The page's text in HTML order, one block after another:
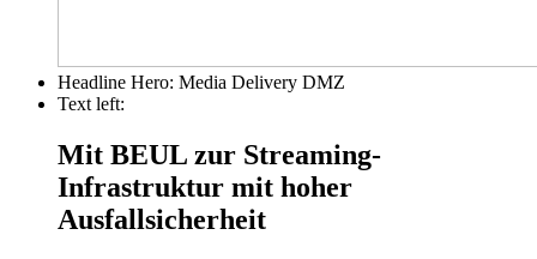
Headline Hero: Media Delivery DMZ
Text left:
Mit BEUL zur Streaming-
Infrastruktur mit hoher
Ausfallsicherheit